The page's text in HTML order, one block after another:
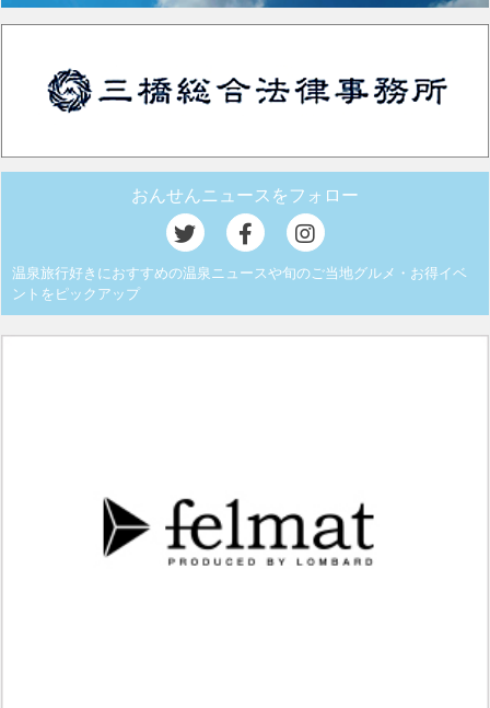
おんせんニュースをフォロー
温泉旅行好きにおすすめの温泉ニュースや旬のご当地グルメ・お得イベ
ントをピックアップ